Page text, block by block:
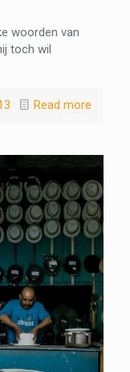
woorden van
toch wil
Read more